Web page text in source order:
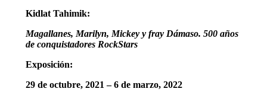
Kidlat Tahimik:
Magallanes, Marilyn, Mickey y fray Dámaso. 500 años
de conquistadores RockStars
Exposición:
29 de octubre, 2021 – 6 de marzo, 2022